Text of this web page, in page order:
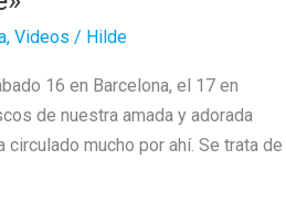
, Videos / Hilde
16 en Barcelona, el 17 en
de nuestra amada y adorada
mucho por ahí. Se trata de